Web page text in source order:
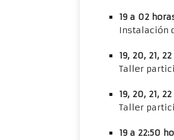
19 a 02
Instalación
19, 20, 21,
Taller
19, 20, 21,
Taller
19 a 22:50